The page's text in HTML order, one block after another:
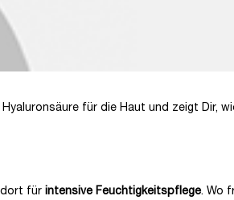
für die Haut und zeigt Dir,
für intensive Feuchtigkeitspflege. Wo